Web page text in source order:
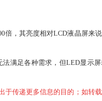
，其亮度相对LCD液晶屏来
满足各种需求，但LED显示屏
传递更多信息的目的；如转